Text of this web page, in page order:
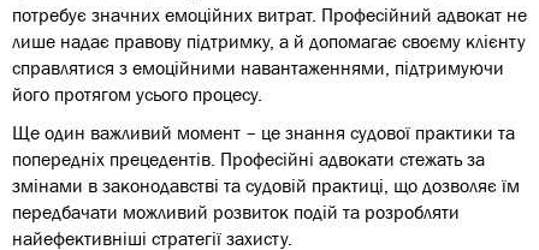
потребує значних емоційних витрат. Професійний адвокат не
лише надає правову підтримку, а й допомагає своєму клієнту
справлятися з емоційними навантаженнями, підтримуючи
його протягом усього процесу.
Ще один важливий момент – це знання судової практики та
попередніх прецедентів. Професійні адвокати стежать за
змінами в законодавстві та судовій практиці, що дозволяє їм
передбачати можливий розвиток подій та розробляти
найефективніші стратегії захисту.